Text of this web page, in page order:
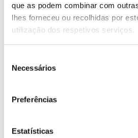
que as podem combinar com
lhes forneceu ou recolhidas por
utilização dos respetivos serviços.
Necessários
Preferências
Estatísticas
Genoma do priolo e de outras
conhecer para conservar
Registar galhas de Trichi em